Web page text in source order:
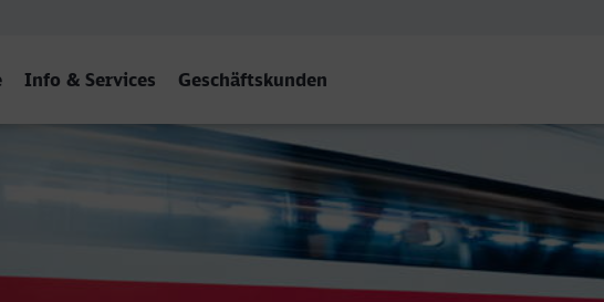
Info & Services Geschäftskunden
Gmünd